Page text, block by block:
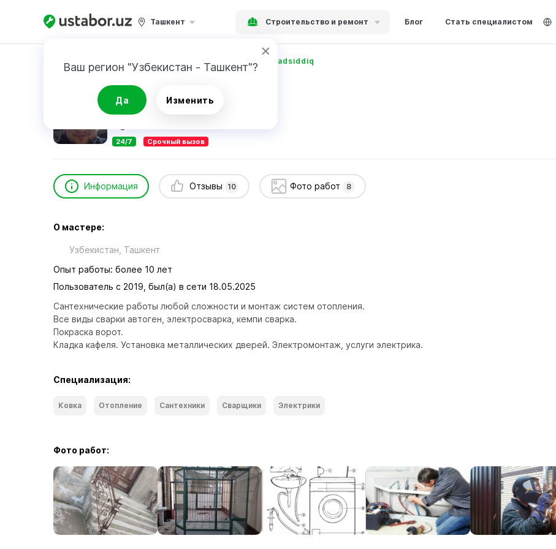
Ташкент Строительство и ремонт Блог Стать специалистом
Ваш регион "Узбекистан - Ташкент"?
Да Изменить
Главная Строительство и ремонт Muhammadsiddiq
Muhammadsiddiq
24/7 Срочный вызов
Информация Отзывы 10 Фото работ 8
О мастере:
Узбекистан, Ташкент
Опыт работы: более 10 лет
Пользователь с 2019, был(а) в сети 18.05.2025
Сантехнические работы любой сложности и монтаж систем отопления.
Все виды сварки автоген, электросварка, кемпи сварка.
Покраска ворот.
Кладка кафеля. Установка металлических дверей. Электромонтаж, услуги электрика.
Специализация:
Ковка Отопление Сантехники Сварщики Электрики
Фото работ: